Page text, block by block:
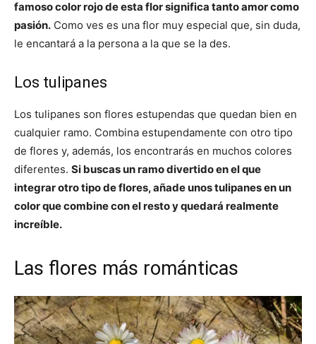
famoso color rojo de esta flor significa tanto amor como
pasión. Como ves es una flor muy especial que, sin duda,
le encantará a la persona a la que se la des.
Los tulipanes
Los tulipanes son flores estupendas que quedan bien en
cualquier ramo. Combina estupendamente con otro tipo
de flores y, además, los encontrarás en muchos colores
diferentes. Si buscas un ramo divertido en el que
integrar otro tipo de flores, añade unos tulipanes en un
color que combine con el resto y quedará realmente
increíble.
Las flores más románticas